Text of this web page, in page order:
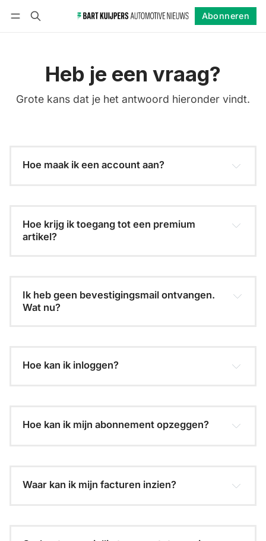
Abonneren
Heb je een vraag?
Grote kans dat je het antwoord hieronder vindt.
Hoe maak ik een account aan?
Hoe krijg ik toegang tot een premium
artikel?
Ik heb geen bevestigingsmail ontvangen.
Wat nu?
Hoe kan ik inloggen?
Hoe kan ik mijn abonnement opzeggen?
info@bkan.nl
Waar kan ik mijn facturen inzien?